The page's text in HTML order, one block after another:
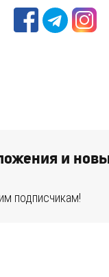
и
подписчикам!